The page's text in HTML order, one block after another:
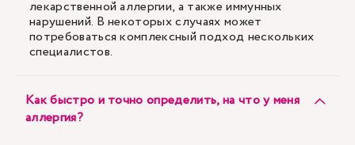
лекарственной аллергии, а также иммунных
нарушений. В некоторых случаях может
потребоваться комплексный подход нескольких
специалистов.
Как быстро и точно определить, на что у меня
аллергия?